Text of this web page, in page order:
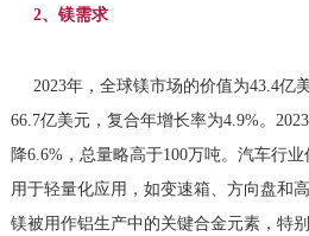
2、镁需求
2023年，全球镁市场的价值为43.4亿
66.7亿美元，复合年增长率为4.9%。
降6.6%，总量略高于100万吨。汽车行
用于轻量化应用，如变速箱、方向盘和
镁被用作铝生产中的关键合金元素，特